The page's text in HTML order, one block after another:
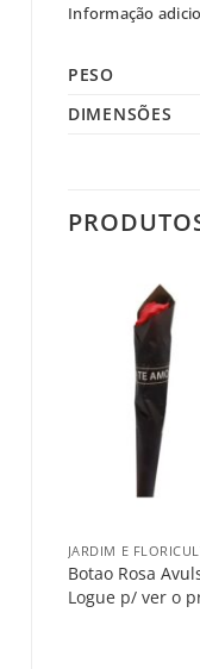
Informação
PESO
DIMENSÕES
JARDIM E
Botao Rosa
Logue p/ ver o